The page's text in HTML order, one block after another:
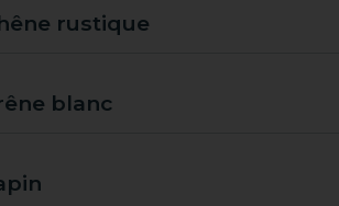
rustique
blanc